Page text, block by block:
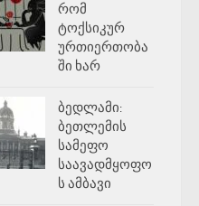
რომ
ტოქსიკურ
ურთიერთობა
ში ხარ
ბედლამი:
ბეთლემის
სამეფო
საავადმყოფო
ს ამბავი